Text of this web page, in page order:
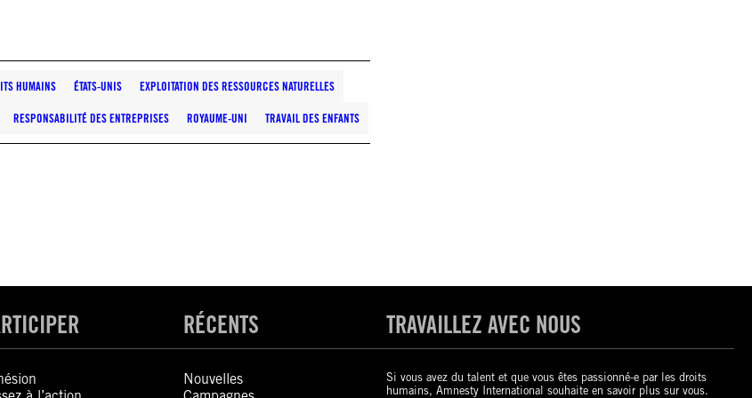
HUMAINS ÉTATS-UNIS EXPLOITATION DES RESSOURCES NATURELLES
RESPONSABILITÉ DES ENTREPRISES ROYAUME-UNI TRAVAIL DES ENFANTS
RÉCENTS
Nouvelles
TRAVAILLEZ AVEC NOUS
Si vous avez du talent et que vous êtes passionné-e par les droits
humains, Amnesty International souhaite en savoir plus sur vous.